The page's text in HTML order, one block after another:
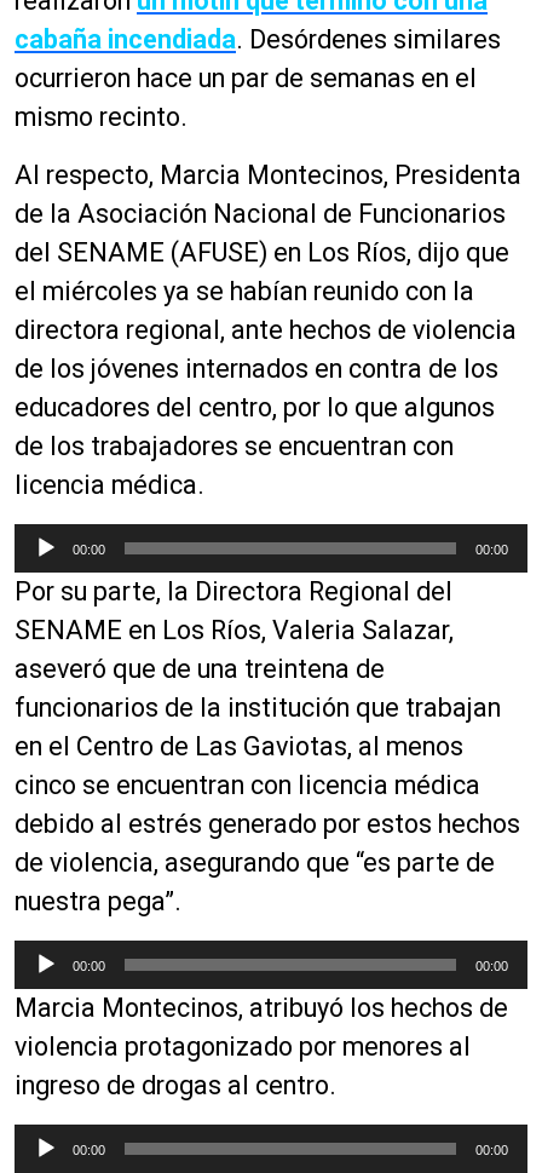
cabaña incendiada. Desórdenes similares
ocurrieron hace un par de semanas en el
mismo recinto.
Al respecto, Marcia Montecinos, Presidenta
de la Asociación Nacional de Funcionarios
del SENAME (AFUSE) en Los Ríos, dijo que
el miércoles ya se habían reunido con la
directora regional, ante hechos de violencia
de los jóvenes internados en contra de los
educadores del centro, por lo que algunos
de los trabajadores se encuentran con
licencia médica.
e
p
r
d
u
c
o
r
d
a
u
i
00:00 00:00
Por su parte, la Directora Regional del
SENAME en Los Ríos, Valeria Salazar,
aseveró que de una treintena de
funcionarios de la institución que trabajan
en el Centro de Las Gaviotas, al menos
cinco se encuentran con licencia médica
debido al estrés generado por estos hechos
de violencia, asegurando que “es parte de
nuestra pega”.
e
p
r
o
d
u
00:00 00:00
Marcia Montecinos, atribuyó los hechos de
violencia protagonizado por menores al
ingreso de drogas al centro.
00:00 00:00